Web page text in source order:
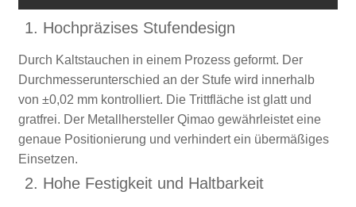
1. Hochpräzises Stufendesign
Durch Kaltstauchen in einem Prozess geformt. Der
Durchmesserunterschied an der Stufe wird innerhalb
von ±0,02 mm kontrolliert. Die Trittfläche ist glatt und
gratfrei. Der Metallhersteller Qimao gewährleistet eine
genaue Positionierung und verhindert ein übermäßiges
Einsetzen.
2. Hohe Festigkeit und Haltbarkeit